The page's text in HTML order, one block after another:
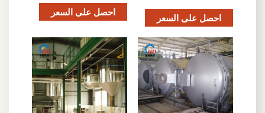
احصل على السعر احصل على السعر